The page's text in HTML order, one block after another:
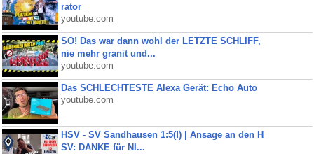
rator
youtube.com
SO! Das war dann wohl der LETZTE SCHLIFF,
nie mehr granit und...
youtube.com
Das SCHLECHTESTE Alexa Gerät: Echo Auto
youtube.com
HSV - SV Sandhausen 1:5(!) | Ansage an den H
SV: DANKE für NI...